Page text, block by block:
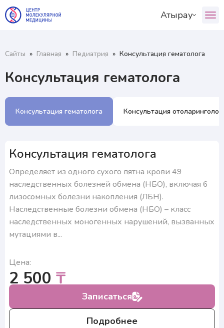
Атырау
Услуги+
Сайты » Главная » Педиатрия » Консультация гематолога
Консультация гематолога
Консультация гематолога Консультация
Консультация гематолога
Определяет из одного сухого пятна крови 49
наследственных болезней обмена (НБО), включая 6
лизосомных болезни накопления (ЛБН).
Наследственные болезни обмена (НБО) – класс
наследственных моногенных нарушений, вызванных
мутациями в...
Записаться
Подробнее
Цена:
2 500 ₸
Мужской Женский
₽
Нажимая на кнопку, я подтверждаю, что согласен
с условиями обработки персональных данных и
подтверждаю согласие на получение ответа, а также
ознакомлен с правилами подготовки к исследованиям
График приёма врача:
Астана
Алматы Астана
Шымкент
Туркестан
Атырау
Нажимая на кнопку, я подтверждаю, что согласен
с условиями обработки персональных данных и
подтверждаю согласие на получение ответа, а также